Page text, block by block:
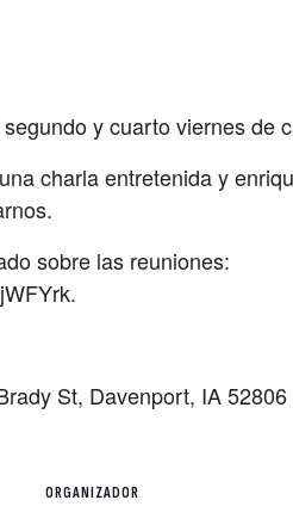
y cuarto viernes de
charla entretenida y
sobre las reuniones:
St, Davenport, IA
ORGANIZADOR